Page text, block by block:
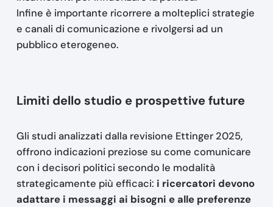
Infine è importante ricorrere a molteplici strategie
e canali di comunicazione e rivolgersi ad un
pubblico eterogeneo.
Limiti dello studio e prospettive future
Gli studi analizzati dalla revisione Ettinger 2025,
offrono indicazioni preziose su come comunicare
con i decisori politici secondo le modalità
strategicamente più efficaci: i ricercatori devono
adattare i messaggi ai bisogni e alle preferenze